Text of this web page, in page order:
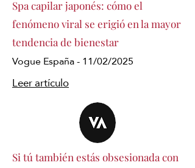
Spa capilar japonés: cómo el
fenómeno viral se erigió en la mayor
tendencia de bienestar
Vogue España - 11/02/2025
Leer artículo
Si tú también estás obsesionada con